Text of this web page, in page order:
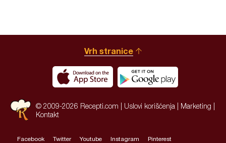
Vrh stranice
© 2009-2026 Recepti.com | Uslovi korišćenja Marketing
Kontakt
Facebook Twitter Youtube Instagram Pinterest